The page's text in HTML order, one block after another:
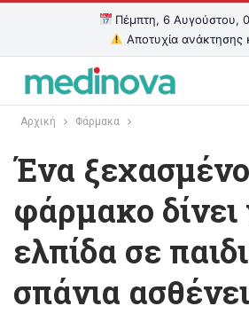
Πέμπτη, 6 Αυγούστου,
Αποτυχία ανάκτησης
Αρχική Φάρμακα
Ένα ξεχασμένο
φάρμακο δίνει
ελπίδα σε
σπάνια